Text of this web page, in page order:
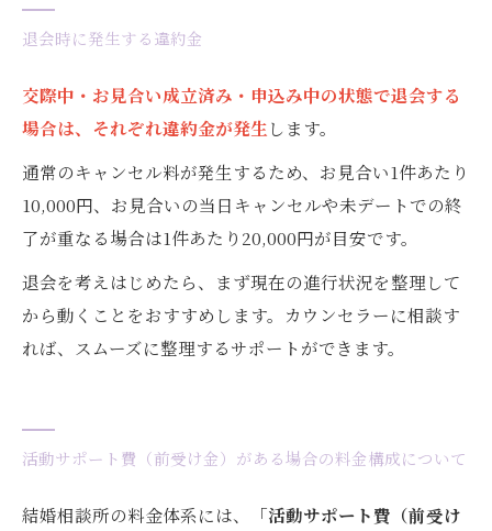
退会時に発生する違約金
交際中・お見合い成立済み・申込み中の状態で退会する
場合は、それぞれ違約金が発生します。
通常のキャンセル料が発生するため、お見合い1件あたり
10,000円、お見合いの当日キャンセルや未デートでの終
了が重なる場合は1件あたり20,000円が目安です。
退会を考えはじめたら、まず現在の進行状況を整理して
から動くことをおすすめします。カウンセラーに相談す
れば、スムーズに整理するサポートができます。
活動サポート費（前受け金）がある場合の料金構成について
結婚相談所の料金体系には、 「活動サポート費（前受け